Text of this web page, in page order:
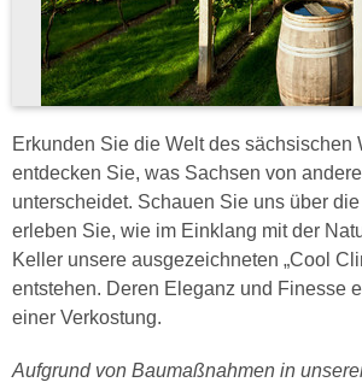
Erkunden Sie die Welt des sächsischen
entdecken Sie, was Sachsen von
unterscheidet. Schauen Sie uns über
erleben Sie, wie im Einklang mit der
Keller unsere ausgezeichneten „Cool
entstehen. Deren Eleganz und Finesse
einer Verkostung.
Aufgrund von Baumaßnahmen in